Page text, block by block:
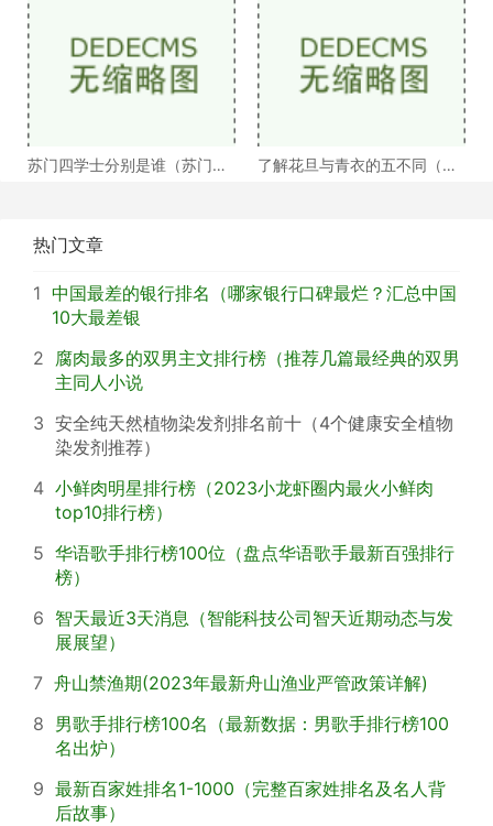
苏门四学士分别是谁（苏门四
了解花旦与青衣的五不同（浅
热门文章
1 中国最差的银行排名（哪家银行口碑最烂？汇总中国
10大最差银
2 腐肉最多的双男主文排行榜（推荐几篇最经典的双男
主同人小说
3 安全纯天然植物染发剂排名前十（4个健康安全植物
染发剂推荐）
4 小鲜肉明星排行榜（2023小龙虾圈内最火小鲜肉
top10排行榜）
5 华语歌手排行榜100位（盘点华语歌手最新百强排行
榜）
6 智天最近3天消息（智能科技公司智天近期动态与发
展展望）
7 舟山禁渔期(2023年最新舟山渔业严管政策详解)
8 男歌手排行榜100名（最新数据：男歌手排行榜100
名出炉）
9 最新百家姓排名1-1000（完整百家姓排名及名人背
后故事）